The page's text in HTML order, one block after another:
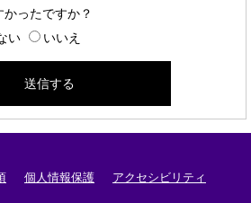
ったですか？
い いいえ
個人情報保護 アクセシビリティ